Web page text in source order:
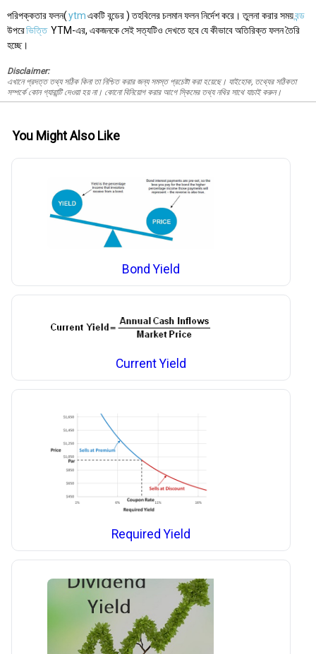
পরিপক্কতার ফলন(ytmএকটি বন্ডের ) তহবিলের চলমান ফলন নির্দেশ করে। তুলনা করার সময়বন্ড
উপরেভিত্তি YTM-এর, একজনকে সেই সত্যটিও দেখতে হবে যে কীভাবে অতিরিক্ত ফলন তৈরি
হচ্ছে।
Disclaimer:
এখানে প্রদত্ত তথ্য সঠিক কিনা তা নিশ্চিত করার জন্য সমস্ত প্রচেষ্টা করা হয়েছে। যাইহোক, তথ্যের সঠিকতা
সম্পর্কে কোন গ্যারান্টি দেওয়া হয় না। কোনো বিনিয়োগ করার আগে স্কিমের তথ্য নথির সাথে যাচাই করুন।
You Might Also Like
Bond Yield
Current Yield
Required Yield